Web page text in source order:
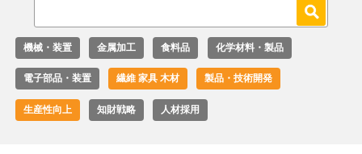
機械・装置 金属加工 食料品 化学材料・製品
電子部品・装置 繊維 家具 木材 製品・技術開発
生産性向上 知財戦略 人材採用